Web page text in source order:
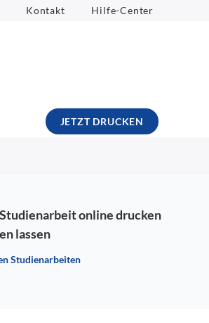
Kontakt Hilfe-Center
JETZT DRUCKEN
online drucken
lassen
Studienarbeiten